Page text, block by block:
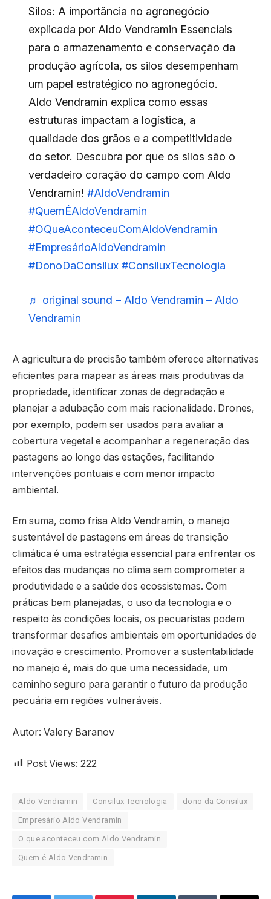
Silos: A importância no agronegócio
explicada por Aldo Vendramin Essenciais
para o armazenamento e conservação da
produção agrícola, os silos desempenham
um papel estratégico no agronegócio.
Aldo Vendramin explica como essas
estruturas impactam a logística, a
qualidade dos grãos e a competitividade
do setor. Descubra por que os silos são o
verdadeiro coração do campo com Aldo
Vendramin! #AldoVendramin
#QuemÉAldoVendramin
#OQueAconteceuComAldoVendramin
#EmpresárioAldoVendramin
#DonoDaConsilux #ConsiluxTecnologia
♬ original sound – Aldo Vendramin – Aldo
Vendramin
A agricultura de precisão também oferece alternativas
eficientes para mapear as áreas mais produtivas da
propriedade, identificar zonas de degradação e
planejar a adubação com mais racionalidade. Drones,
por exemplo, podem ser usados para avaliar a
cobertura vegetal e acompanhar a regeneração das
pastagens ao longo das estações, facilitando
intervenções pontuais e com menor impacto
ambiental.
Em suma, como frisa Aldo Vendramin, o manejo
sustentável de pastagens em áreas de transição
climática é uma estratégia essencial para enfrentar os
efeitos das mudanças no clima sem comprometer a
produtividade e a saúde dos ecossistemas. Com
práticas bem planejadas, o uso da tecnologia e o
respeito às condições locais, os pecuaristas podem
transformar desafios ambientais em oportunidades de
inovação e crescimento. Promover a sustentabilidade
no manejo é, mais do que uma necessidade, um
caminho seguro para garantir o futuro da produção
pecuária em regiões vulneráveis.
Autor: Valery Baranov
Post Views: 222
Aldo Vendramin Consilux Tecnologia dono da Consilux
Empresário Aldo Vendramin
O que aconteceu com Aldo Vendramin
Quem é Aldo Vendramin